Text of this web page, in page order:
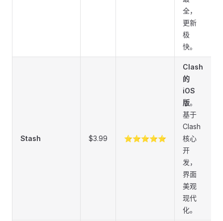
全，
更新
极
快。
Stash $3.99 ⭐⭐⭐⭐⭐
Clash
的
iOS
版。
基于
Clash
核心
开
发，
界面
美观
现代
化。